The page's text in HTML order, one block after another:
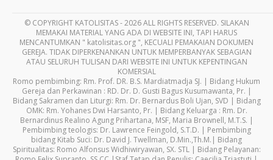
© COPYRIGHT KATOLISITAS - 2026 ALL RIGHTS RESERVED. SILAKAN
MEMAKAI MATERIAL YANG ADA DI WEBSITE INI, TAPI HARUS
MENCANTUMKAN " katolisitas.org ", KECUALI PEMAKAIAN DOKUMEN
GEREJA. TIDAK DIPERKENANKAN UNTUK MEMPERBANYAK SEBAGIAN
ATAU SELURUH TULISAN DARI WEBSITE INI UNTUK KEPENTINGAN
KOMERSIAL
Romo pembimbing: Rm. Prof. DR. B.S. Mardiatmadja SJ. | Bidang Hukum
Gereja dan Perkawinan : RD. Dr. D. Gusti Bagus Kusumawanta, Pr. |
Bidang Sakramen dan Liturgi: Rm. Dr. Bernardus Boli Ujan, SVD | Bidang
OMK: Rm. Yohanes Dwi Harsanto, Pr. | Bidang Keluarga : Rm. Dr.
Bernardinus Realino Agung Prihartana, MSF, Maria Brownell, M.T.S. |
Pembimbing teologis: Dr. Lawrence Feingold, S.T.D. | Pembimbing
bidang Kitab Suci: Dr. David J. Twellman, D.Min.,Th.M.| Bidang
Spiritualitas: Romo Alfonsus Widhiwiryawan, SX. STL | Bidang Pelayanan: